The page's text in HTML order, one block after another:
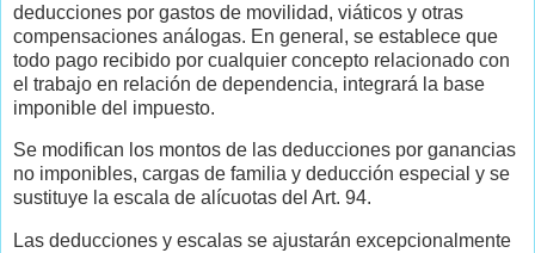
deducciones por gastos de movilidad, viáticos y otras
compensaciones análogas. En general, se establece que
todo pago recibido por cualquier concepto relacionado con
el trabajo en relación de dependencia, integrará la base
imponible del impuesto.
Se modifican los montos de las deducciones por ganancias
no imponibles, cargas de familia y deducción especial y se
sustituye la escala de alícuotas del Art. 94.
Las deducciones y escalas se ajustarán excepcionalmente